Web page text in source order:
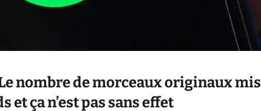
nombre de morceaux originaux mis
ça n’est pas sans effet